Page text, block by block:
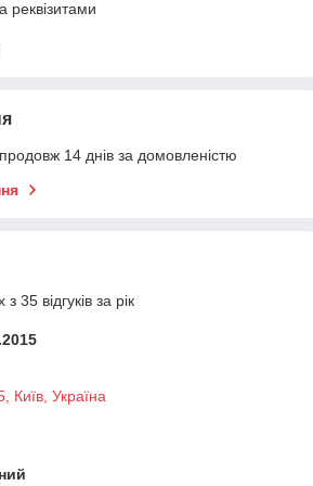
реквізитами
14 днів за домовленістю
35 відгуків за рік
Київ, Україна